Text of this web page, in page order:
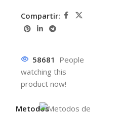
Compartir:
58681 People
watching this
product now!
Metodos